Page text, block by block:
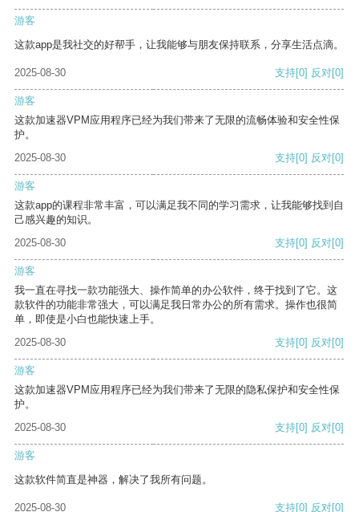
游客
这款app是我社交的好帮手，让我能够与朋友保持联系，分享生活点滴。
2025-08-30 支持[0] 反对[0]
游客
这款加速器VPM应用程序已经为我们带来了无限的流畅体验和安全性保
护。
2025-08-30
支持[0] 反对[0]
游客
这款app的课程非常丰富，可以满足我不同的学习需求，让我能够找到自
己感兴趣的知识。
2025-08-30
支持[0] 反对[0]
游客
我一直在寻找一款功能强大、操作简单的办公软件，终于找到了它。这
款软件的功能非常强大，可以满足我日常办公的所有需求。操作也很简
单，即使是小白也能快速上手。
2025-08-30
支持[0] 反对[0]
游客
这款加速器VPM应用程序已经为我们带来了无限的隐私保护和安全性保
护。
2025-08-30
支持[0] 反对[0]
游客
这款软件简直是神器，解决了我所有问题。
2025-08-30 支持[0] 反对[0]